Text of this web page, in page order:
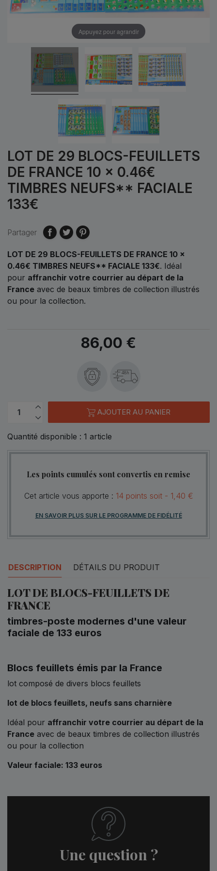
Appuyez pour agrandir
LOT DE 29 BLOCS-FEUILLETS
DE FRANCE 10 × 0.46€
TIMBRES NEUFS** FACIALE
133€
Partager
LOT DE 29 BLOCS-FEUILLETS DE FRANCE 10 ×
0.46€ TIMBRES NEUFS** FACIALE 133€. Idéal
pour affranchir votre courrier au départ de la
France avec de beaux timbres de collection illustrés
ou pour la collection.
86,00 €
48h
AJOUTER AU PANIER
Quantité disponible : 1 article
Les points cumulés sont convertis en remise
Cet article vous apporte : 14 points soit - 1,40 €
EN SAVOIR PLUS SUR LE PROGRAMME DE FIDÉLITÉ
DESCRIPTION DÉTAILS DU PRODUIT
LOT DE BLOCS-FEUILLETS DE
FRANCE
timbres-poste modernes d'une valeur
faciale de 133 euros
Blocs feuillets émis par la France
lot composé de divers blocs feuillets
lot de blocs feuillets, neufs sans charnière
Idéal pour affranchir votre courrier au départ de la
France avec de beaux timbres de collection illustrés
ou pour la collection
Valeur faciale: 133 euros
Une question ?